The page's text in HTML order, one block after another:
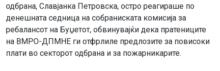
одбрана, Славјанка Петровска, остро реагираше по
денешната седница на собраниската комисија за
ребалансот на Буџетот, обвинувајќи дека пратениците
на ВМРО-ДПМНЕ ги отфрлиле предлозите за повисоки
плати во секторот одбрана и за пожарникарите.